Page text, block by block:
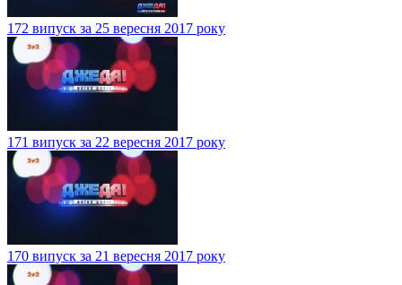
172 випуск за 25 вересня 2017 року
171 випуск за 22 вересня 2017 року
170 випуск за 21 вересня 2017 року